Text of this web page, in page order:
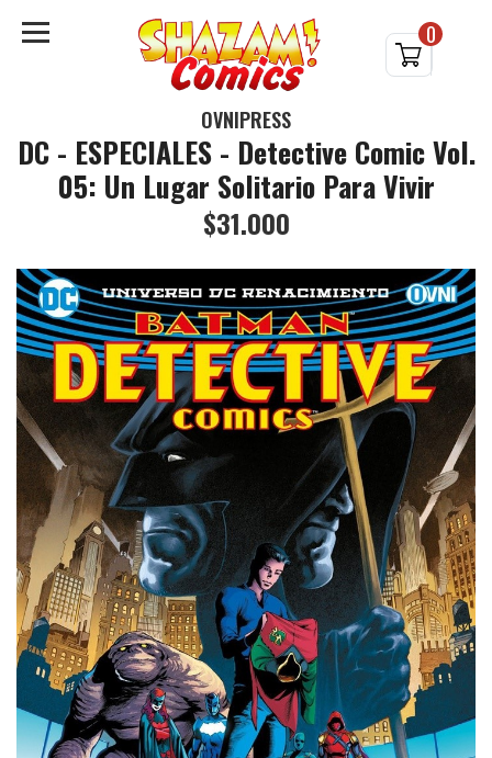
0
OVNIPRESS
DC - ESPECIALES - Detective Comic Vol.
05: Un Lugar Solitario Para Vivir
$31.000